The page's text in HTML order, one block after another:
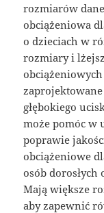
rozmiarów
obciążeniowa
o dzieciach w
rozmiary i
obciążeniowych
głębokiego
może pomóc w
poprawie
obciążeniowe
osób dorosłych
Mają większe
aby zapewnić